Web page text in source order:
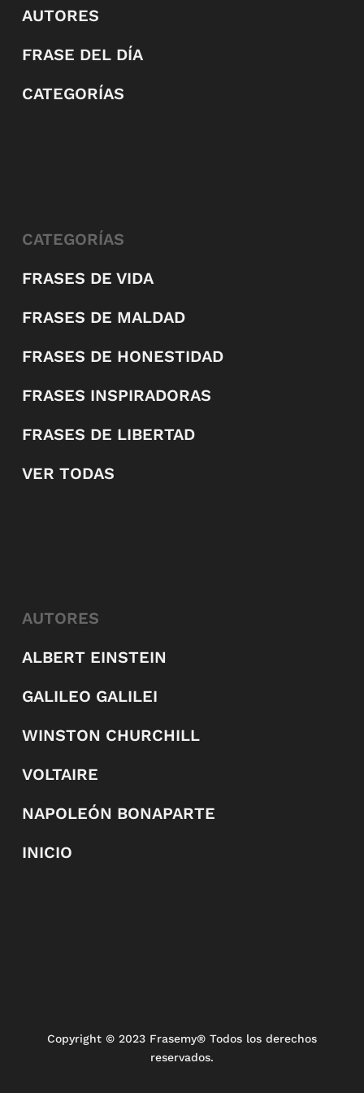
AUTORES
FRASE DEL DÍA
CATEGORÍAS
CATEGORÍAS
FRASES DE VIDA
FRASES DE MALDAD
FRASES DE HONESTIDAD
FRASES INSPIRADORAS
FRASES DE LIBERTAD
VER TODAS
AUTORES
ALBERT EINSTEIN
GALILEO GALILEI
WINSTON CHURCHILL
VOLTAIRE
NAPOLEÓN BONAPARTE
INICIO
Copyright © 2023 Frasemy® Todos los derechos
reservados.